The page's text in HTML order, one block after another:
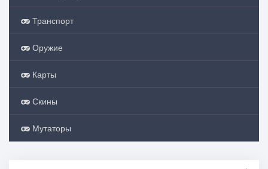
Транспорт
Оружие
Карты
Скины
Мутаторы